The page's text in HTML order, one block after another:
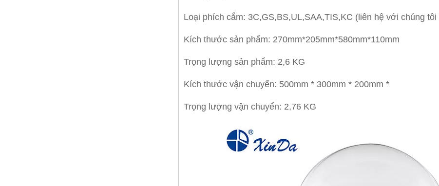
Loại phích cắm: 3C,GS,BS,UL,SAA,TIS,KC (liên hệ với chúng
Kích thước sản phẩm: 270mm*205mm*580mm*110mm
Trọng lượng sản phẩm: 2,6 KG
Kích thước vận chuyển: 500mm * 300mm * 200mm *
Trọng lượng vận chuyển: 2,76 KG